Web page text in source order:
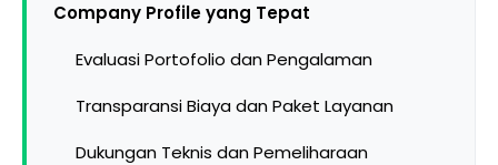
Company Profile yang Tepat
Evaluasi Portofolio dan Pengalaman
Transparansi Biaya dan Paket Layanan
Dukungan Teknis dan Pemeliharaan